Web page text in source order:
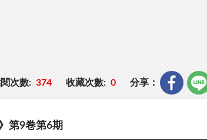
次數: 374 收藏次數: 0 分享：
第9卷第6期